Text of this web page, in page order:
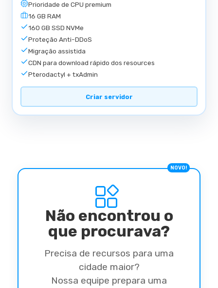
Prioridade de CPU premium
16 GB RAM
160 GB SSD NVMe
Proteção Anti-DDoS
Migração assistida
CDN para download rápido dos resources
Pterodactyl + txAdmin
Criar servidor
NOVO!
Não encontrou o
que procurava?
Precisa de recursos para uma
cidade maior?
Nossa equipe prepara uma